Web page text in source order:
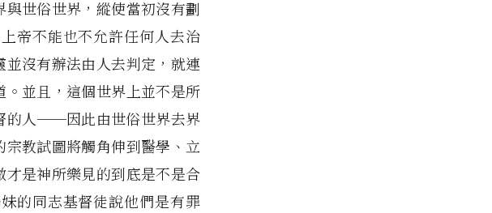
世俗世界，縱使當初沒有劃
帝不能也不允許任何人去治
沒有辦法由人去判定，就連
並且，這個世界上並不是所
的人──因此由世俗世界去界
教試圖將觸角伸到醫學、立
是神所樂見的到底是不是合
的同志基督徒說他們是有罪